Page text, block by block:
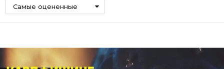
Самые оцененные